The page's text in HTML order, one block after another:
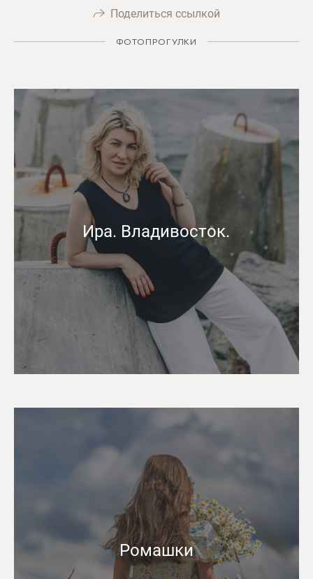
Поделиться ссылкой
ФОТОПРОГУЛКИ
Ира. Владивосток.
Ромашки